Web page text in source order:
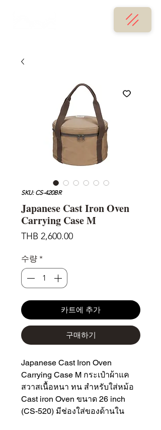
SKU: CS-420BR
Japanese Cast Iron Oven
Carrying Case M
THB 2,600.00가
수량 *
카트에 추가
구매하기
Japanese Cast Iron Oven
Carrying Case M กระเป๋าผ้าแค
สวาสเนื้อหนา ทน สำหรับใส่หม้อ
Cast iron Oven ขนาด 26 inch
(CS-520) มีช่องใส่ของด้านใน